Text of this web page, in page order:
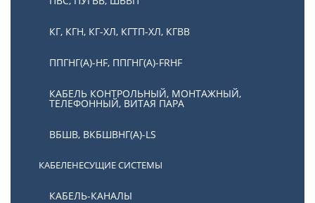
КГ, КГН, КГ-ХЛ, КГТП-ХЛ, КГВВ
ППГНГ(А)-HF, ППГНГ(А)-FRHF
КАБЕЛЬ КОНТРОЛЬНЫЙ, МОНТАЖНЫЙ,
ТЕЛЕФОННЫЙ, ВИТАЯ ПАРА
ВБШВ, ВКБШВНГ(А)-LS
КАБЕЛЕНЕСУЩИЕ СИСТЕМЫ
КАБЕЛЬ-КАНАЛЫ